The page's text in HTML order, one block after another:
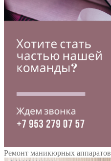
Ремонт маникюрных аппаратов